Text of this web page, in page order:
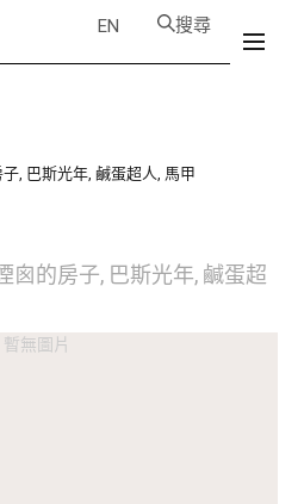
EN 搜尋
, 巴斯光年, 鹹蛋超人, 馬甲
囪的房子, 巴斯光年, 鹹蛋超
暫無圖片